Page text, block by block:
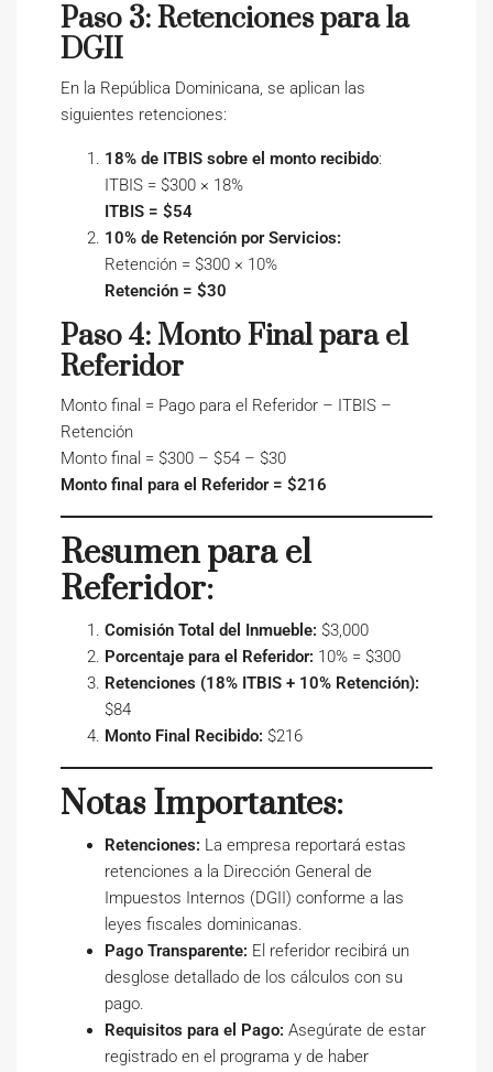
Paso 3: Retenciones para la
DGII
En la República Dominicana, se aplican las
siguientes retenciones:
18% de ITBIS sobre el monto recibido:
ITBIS = $300 × 18%
ITBIS = $54
10% de Retención por Servicios:
Retención = $300 × 10%
Retención = $30
Paso 4: Monto Final para el
Referidor
Monto final = Pago para el Referidor – ITBIS –
Retención
Monto final = $300 – $54 – $30
Monto final para el Referidor = $216
Resumen para el
Referidor:
Comisión Total del Inmueble: $3,000
Porcentaje para el Referidor: 10% = $300
Retenciones (18% ITBIS + 10% Retención):
$84
Monto Final Recibido: $216
Notas Importantes:
Retenciones: La empresa reportará estas
retenciones a la Dirección General de
Impuestos Internos (DGII) conforme a las
leyes fiscales dominicanas.
Pago Transparente: El referidor recibirá un
desglose detallado de los cálculos con su
pago.
Requisitos para el Pago: Asegúrate de estar
registrado en el programa y de haber